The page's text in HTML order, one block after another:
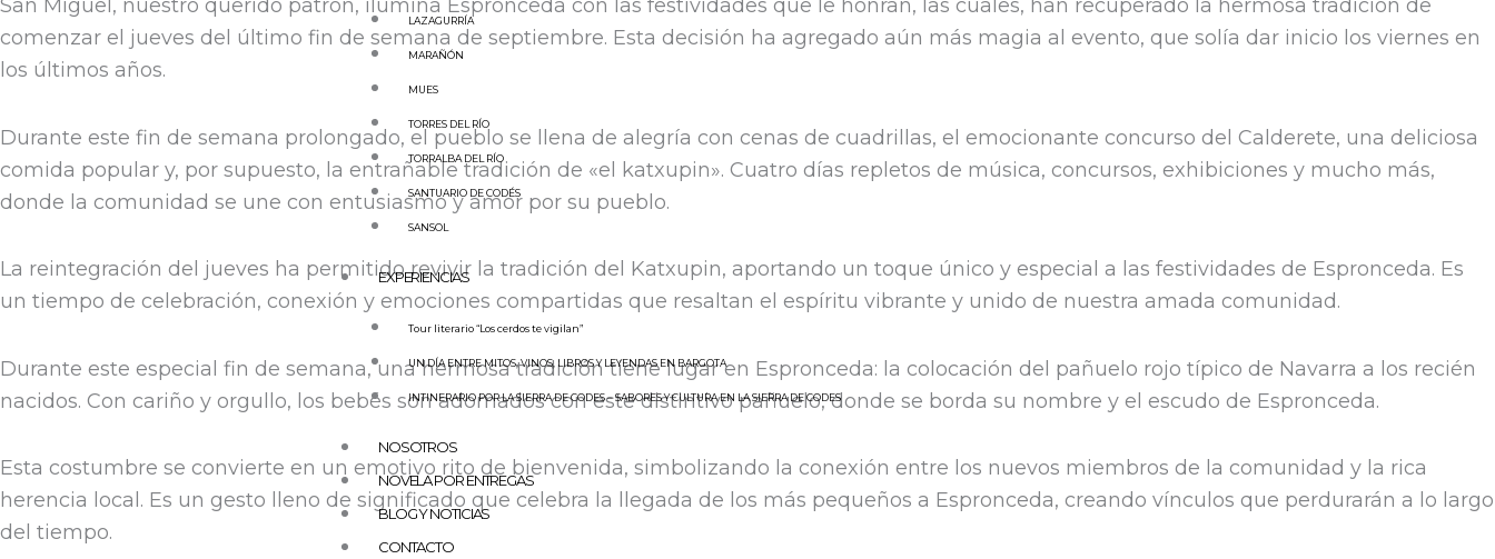
LAZAGURRÍA
MARAÑÓN
MUES
TORRES DEL RÍO
TORRALBA DEL RÍO
SANTUARIO DE CODÉS
SANSOL
EXPERIENCIAS
Tour literario “Los cerdos te vigilan”
UN DÍA ENTRE MITOS, VINOS, LIBROS Y LEYENDAS EN BARGOTA
INTINERARIO POR LA SIERRA DE CODES – SABORES Y CULTURA EN LA SIERRA DE CODES
NOSOTROS
NOVELA POR ENTREGAS
BLOG Y NOTICIAS
CONTACTO
San Miguel, nuestro querido patrón, ilumina Espronceda con las festividades que le honran, las cuales, han recuperado la hermosa tradición de
comenzar el jueves del último fin de semana de septiembre. Esta decisión ha agregado aún más magia al evento, que solía dar inicio los viernes en
los últimos años.
Durante este fin de semana prolongado, el pueblo se llena de alegría con cenas de cuadrillas, el emocionante concurso del Calderete, una deliciosa
comida popular y, por supuesto, la entrañable tradición de «el katxupin». Cuatro días repletos de música, concursos, exhibiciones y mucho más,
donde la comunidad se une con entusiasmo y amor por su pueblo.
La reintegración del jueves ha permitido revivir la tradición del Katxupin, aportando un toque único y especial a las festividades de Espronceda. Es
un tiempo de celebración, conexión y emociones compartidas que resaltan el espíritu vibrante y unido de nuestra amada comunidad.
Durante este especial fin de semana, una hermosa tradición tiene lugar en Espronceda: la colocación del pañuelo rojo típico de Navarra a los recién
nacidos. Con cariño y orgullo, los bebés son adornados con este distintivo pañuelo, donde se borda su nombre y el escudo de Espronceda.
Esta costumbre se convierte en un emotivo rito de bienvenida, simbolizando la conexión entre los nuevos miembros de la comunidad y la rica
herencia local. Es un gesto lleno de significado que celebra la llegada de los más pequeños a Espronceda, creando vínculos que perdurarán a lo largo
del tiempo.